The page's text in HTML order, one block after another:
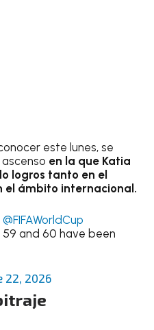
este lunes, se
en la que Katia
logros tanto en el
el ámbito internacional.
@FIFAWorldCup
59 and 60 have been
22, 2026